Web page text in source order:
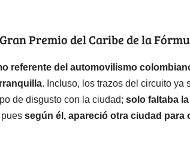
Premio del Caribe de la
referente del automovilismo
. Incluso, los trazos del circuito ya
de disgusto con la ciudad; solo faltaba
según él, apareció otra ciudad para